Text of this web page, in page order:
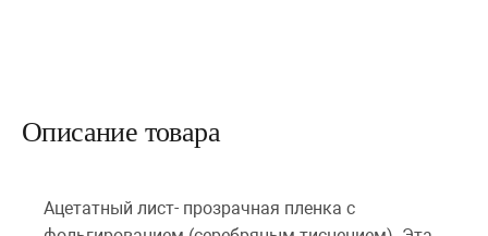
Описание товара
Ацетатный лист- прозрачная пленка с